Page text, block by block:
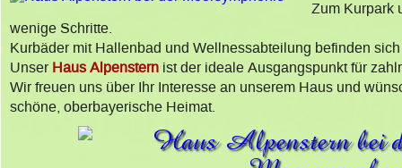
Zum Kurpark
wenige Schritte.
Kurbäder mit Hallenbad und Wellnessabteilung befinden
Unser Haus Alpensternist der ideale Ausgangspunkt für
Wir freuen uns über Ihr Interesse an unserem Haus und
schöne, oberbayerische Heimat.